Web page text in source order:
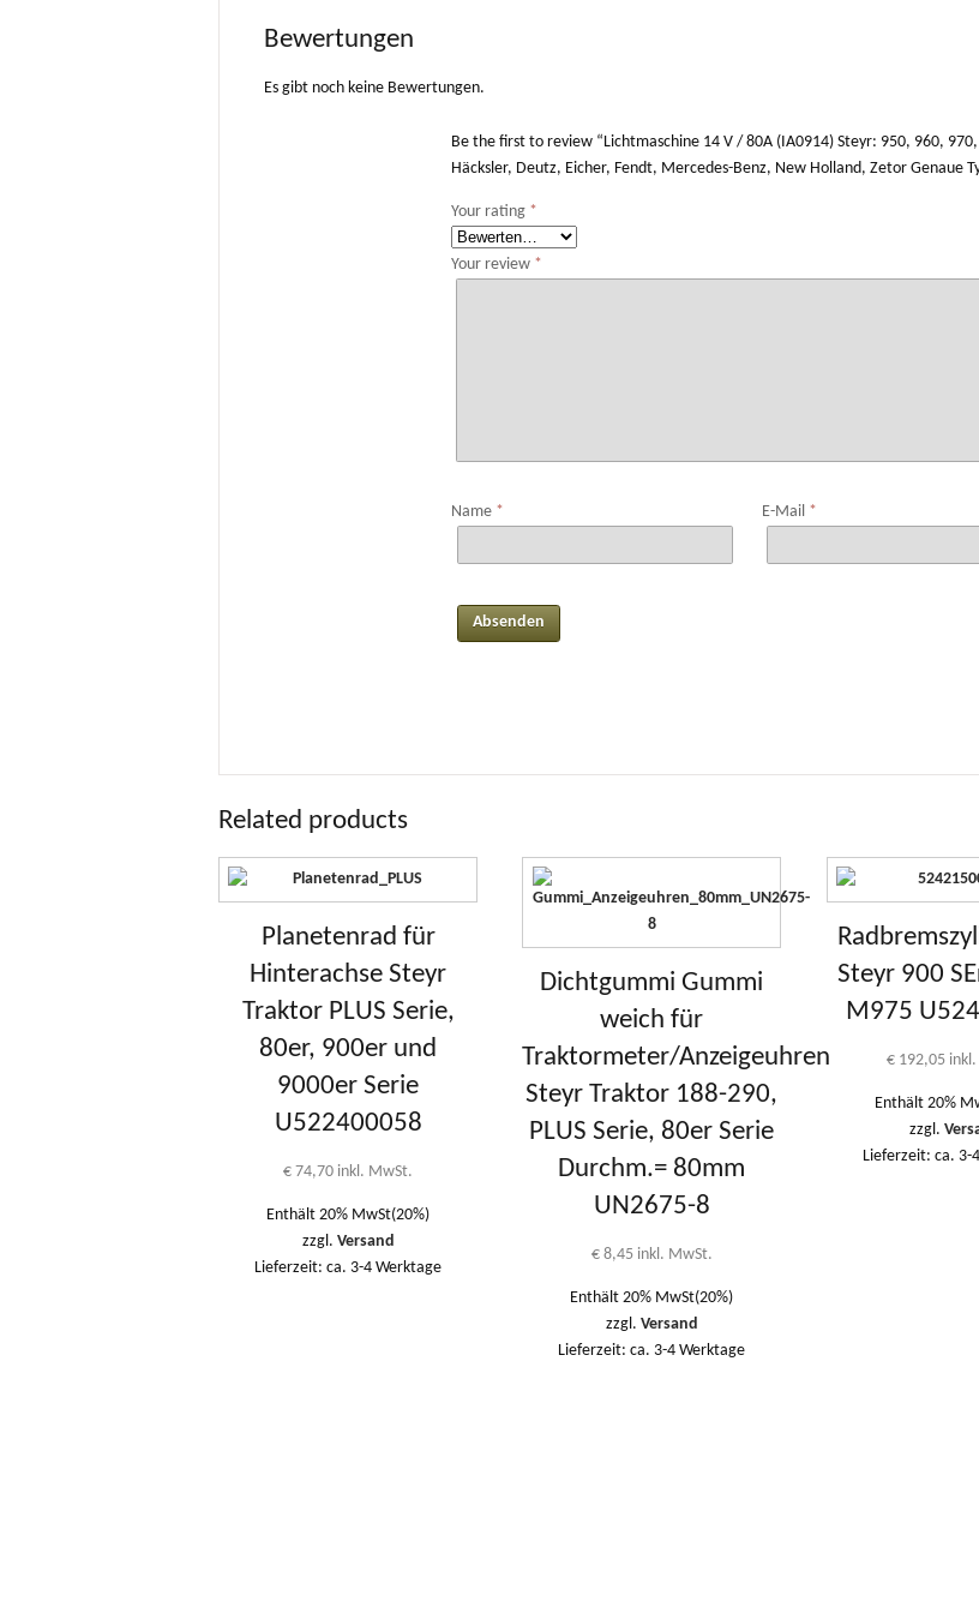
Bewertungen
Es gibt noch keine Bewertungen.
Be the first to review “Lichtmaschine 14 V / 80A (IA0914) Steyr: 950, 960,
Häcksler, Deutz, Eicher, Fendt, Mercedes-Benz, New Holland, Zetor Genaue
Your rating *
Your review *
Name * E-Mail *
Related products
Planetenrad für
Hinterachse Steyr
Traktor PLUS Serie,
80er, 900er und
9000er Serie
U522400058
€ 74,70 inkl. MwSt.
Enthält 20% MwSt(20%)
zzgl. Versand
Lieferzeit: ca. 3-4 Werktage
Dichtgummi Gummi
weich für
Traktormeter/Anzeigeuhren
Steyr Traktor 188-290,
PLUS Serie, 80er Serie
Durchm.= 80mm
UN2675-8
€8,45 inkl. MwSt.
Enthält 20% MwSt(20%)
zzgl. Versand
Lieferzeit: ca. 3-4 Werktage
Steyr 900
M975
€ 192,05
Enthält 20%
zzgl.
Lieferzeit: ca. 3-